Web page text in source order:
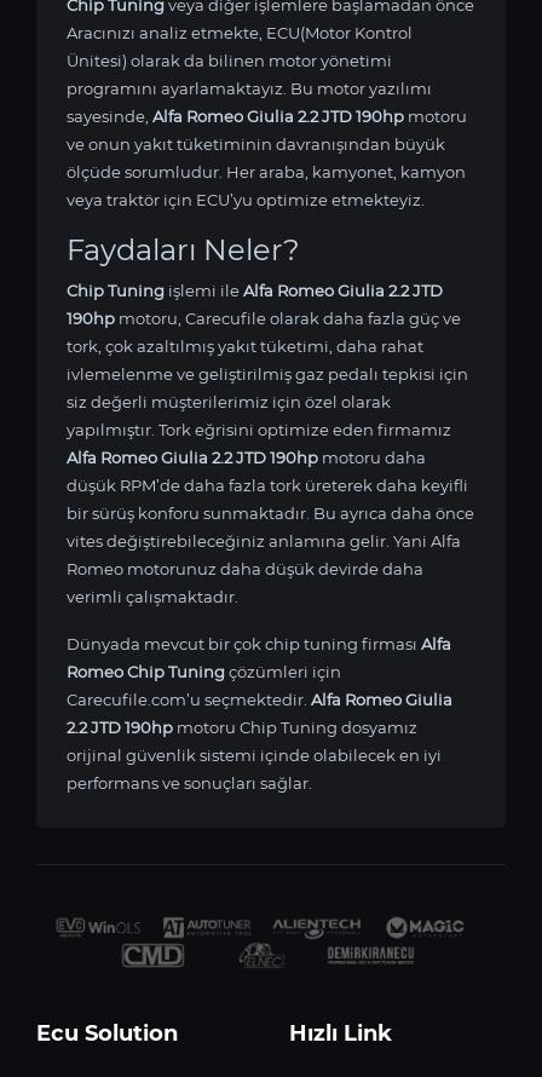
Chip Tuningveya diğer işlemlere başlamadan önce
Aracınızı analiz etmekte, ECU(Motor Kontrol
Ünitesi) olarak da bilinen motor yönetimi
programını ayarlamaktayız. Bu motor yazılımı
sayesinde, Alfa Romeo Giulia 2.2 JTD 190hp motoru
ve onun yakıt tüketiminin davranışından büyük
ölçüde sorumludur. Her araba, kamyonet, kamyon
veya traktör için ECU’yu optimize etmekteyiz.
Faydaları Neler?
Chip Tuning işlemi ileAlfa Romeo Giulia 2.2 JTD
190hp motoru, Carecufile olarak daha fazla güç ve
tork, çok azaltılmış yakıt tüketimi, daha rahat
ivlemelenme ve geliştirilmiş gaz pedalı tepkisi için
siz değerli müşterilerimiz için özel olarak
yapılmıştır. Tork eğrisini optimize eden firmamız
Alfa Romeo Giulia 2.2 JTD 190hp motoru daha
düşük RPM’de daha fazla tork üreterek daha keyifli
bir sürüş konforu sunmaktadır. Bu ayrıca daha önce
vites değiştirebileceğiniz anlamına gelir. Yani Alfa
Romeo motorunuz daha düşük devirde daha
verimli çalışmaktadır.
Dünyada mevcut bir çok chip tuning firması Alfa
Romeo Chip Tuningçözümleri için
Carecufile.com’u seçmektedir. Alfa Romeo Giulia
2.2 JTD 190hp motoru Chip Tuning dosyamız
orijinal güvenlik sistemi içinde olabilecek en iyi
performans ve sonuçları sağlar.
Ecu Solution Hızlı Link